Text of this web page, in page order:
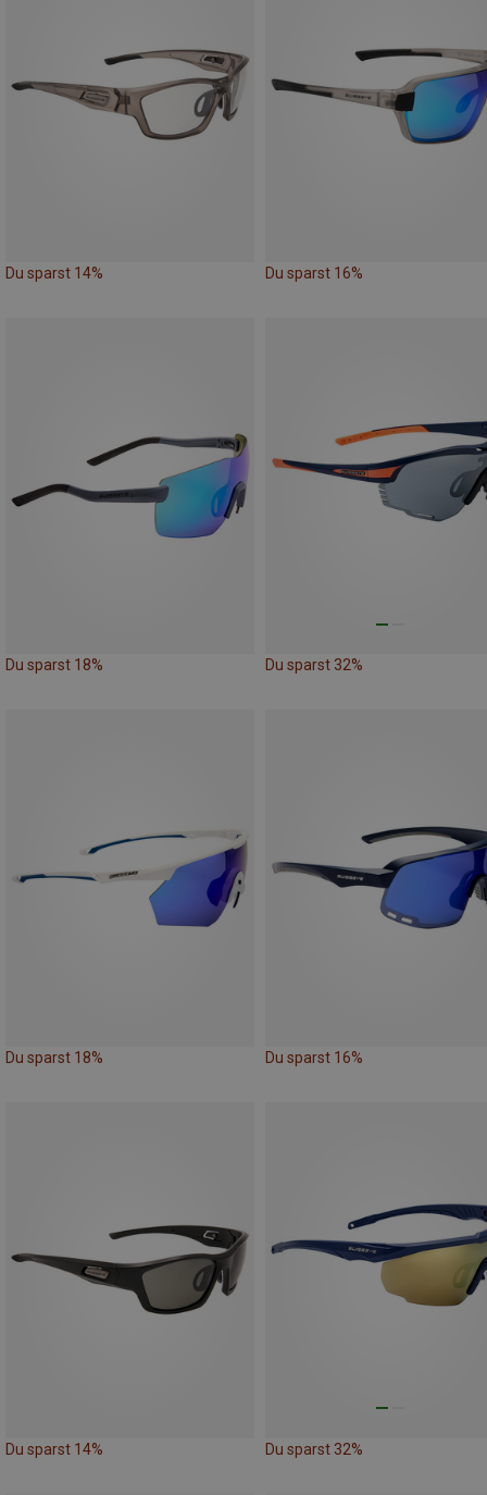
Du sparst 14% Du sparst 16%
Du sparst 18% Du sparst 32%
Du sparst 18% Du sparst 16%
Du sparst 14% Du sparst 32%